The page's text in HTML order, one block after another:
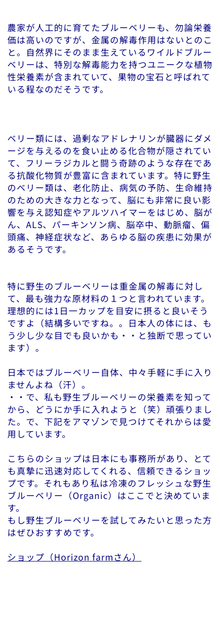
農家が人工的に育てたブルーベリーも、勿論栄養
価は高いのですが、金属の解毒作用はないとのこ
と。自然界にそのまま生えているワイルドブルー
ベリーは、特別な解毒能力を持つユニークな植物
性栄養素が含まれていて、果物の宝石と呼ばれて
いる程なのだそうです。
ベリー類には、過剰なアドレナリンが臓器にダメ
ージを与えるのを食い止める化合物が隠されてい
て、フリーラジカルと闘う奇跡のような存在であ
る抗酸化物質が豊富に含まれています。特に野生
のベリー類は、老化防止、病気の予防、生命維持
のための大きな力となって、脳にも非常に良い影
響を与え認知症やアルツハイマーをはじめ、脳が
ん、ALS、パーキンソン病、脳卒中、動脈瘤、偏
頭痛、神経症状など、あらゆる脳の疾患に効果が
あるそうです。
特に野生のブルーベリーは重金属の解毒に対し
て、最も強力な原材料の１つと言われています。
理想的には1日一カップを目安に摂ると良いそう
ですよ（結構多いですね。。日本人の体には、も
う少し少な目でも良いかも・・と独断で思ってい
ます）。
日本ではブルーベリー自体、中々手軽に手に入り
ませんよね（汗）。
・・で、私も野生ブルーベリーの栄養素を知って
から、どうにか手に入れようと（笑）頑張りまし
た。で、下記をアマゾンで見つけてそれからは愛
用しています。
こちらのショップは日本にも事務所があり、とて
も真摯に迅速対応してくれる、信頼できるショッ
プです。それもあり私は冷凍のフレッシュな野生
ブルーベリー（Organic）はここでと決めていま
す。
もし野生ブルーベリーを試してみたいと思った方
はぜひおすすめです。
ショップ（Horizon farmさん）